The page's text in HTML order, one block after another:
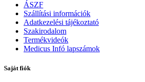
ÁSZF
Szállítási információk
Adatkezelési tájékoztató
Szakirodalom
Termékvideók
Medicus Infó lapszámok
Saját fiók